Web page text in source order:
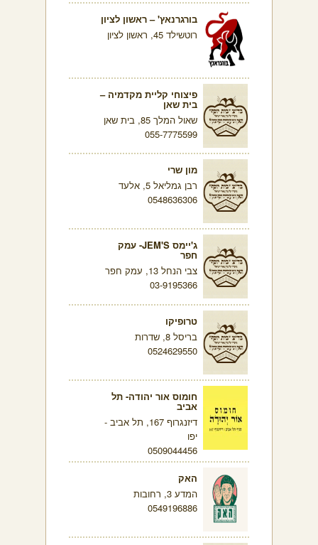
בורגרנאץ' – ראשון לציון
רוטשילד 45, ראשון לציון
פיצוחי קליית מקדמיה –
בית שאן
שאול המלך 85, בית שאן
055-7775599
מון שרי
רבן גמליאל 5, אלעד
0548636306
ג'יימס JEM'S- עמק
חפר
צבי הנחל 13, עמק חפר
03-9195366
טרופיקו
בריסל 8, שדרות
0524629550
חומוס אור יהודה- תל
אביב
דיזנגרוף 167, תל אביב -
יפו
0509044456
האק
המדע 3, רחובות
0549196886